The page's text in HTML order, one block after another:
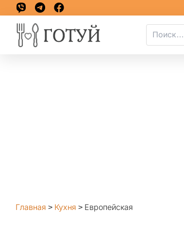
Главная > Кухня > Европейская